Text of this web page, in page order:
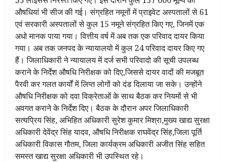
औषधियां भी सीज की गई। संग्रहित नमूनों में प्राइवेट अस्पतालों से 61
एवं सरकारी अस्पतालों से कुल 15 नमूने संग्रहित किए गए, जिनमें एक
अधो मानक पाया गया। वित्तीय वर्ष में अब तक एक परिवाद दायर किया
गया। अब तक जनपद के न्यायालयो में कुल 24 परिवाद दायर किए गए
हैं। जिलाधिकारी ने न्यायालय में दर्ज सभी परिवादो की सूची उपलब्ध
कराने के निर्देश औषधि निरीक्षक को दिए,जिससे दायर वादों की मजबूत
पैरवी कर गलत कार्यों में लिप्त लोगों को दंड दिलाया जा सके। उन्होंने
औषधि निरीक्षक को दवा विक्रेताओं के साथ बैठक कर नियमों से भी
अवगत कराने के निर्देश दिए। बैठक के दौरान अपर जिलाधिकारी
सत्यप्रिय सिंह, अभिहित अधिकारी सुरेश कुमार मिश्रा,मुख्य खाद्य सुरक्षा
अधिकारी देवेंद्र सिंह यादव, औषधि निरीक्षक राघवेंद्र सिंह,जिला पूर्ति
अधिकारी विकास गौतम, जिला कार्यक्रम अधिकारी अजीत सिंह सहित
समस्त खाद्य सुरक्षा अधिकारी भी उपस्थित रहे।